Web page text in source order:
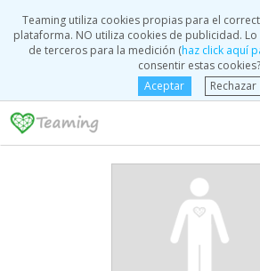
Teaming utiliza cookies propias para el
plataforma. NO utiliza cookies de publicidad.
de terceros para la medición (haz click aquí
consentir estas cookies?
Aceptar
Rechazar